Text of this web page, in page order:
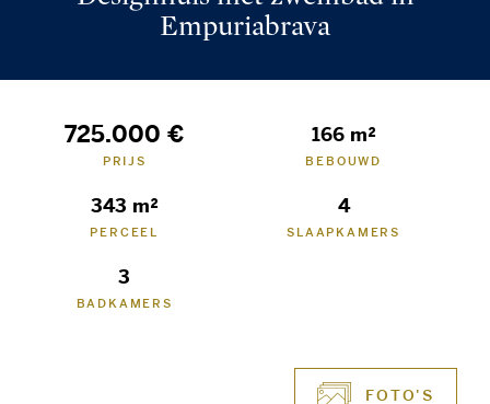
Empuriabrava
725.000 €
PRIJS
166 m²
BEBOUWD
343 m²
PERCEEL
4
SLAAPKAMERS
3
BADKAMERS
FOTO'S